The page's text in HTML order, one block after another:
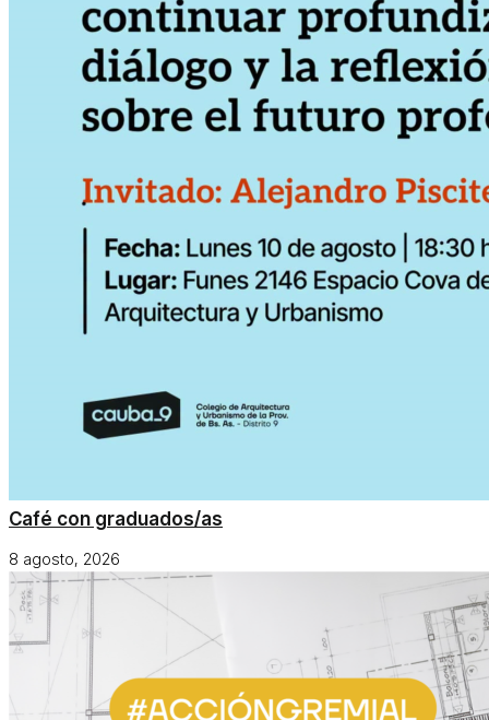
Café con graduados/as
8 agosto, 2026